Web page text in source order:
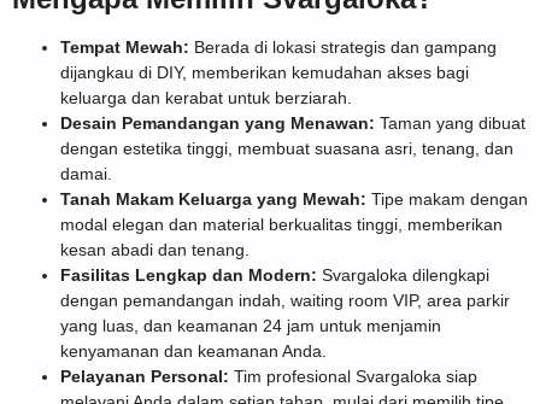
Tempat Mewah: Berada di lokasi strategis dan gampang
dijangkau di DIY, memberikan kemudahan akses bagi
keluarga dan kerabat untuk berziarah.
Desain Pemandangan yang Menawan: Taman yang dibuat
dengan estetika tinggi, membuat suasana asri, tenang, dan
damai.
Tanah Makam Keluarga yang Mewah: Tipe makam dengan
modal elegan dan material berkualitas tinggi, memberikan
kesan abadi dan tenang.
Fasilitas Lengkap dan Modern: Svargaloka dilengkapi
dengan pemandangan indah, waiting room VIP, area parkir
yang luas, dan keamanan 24 jam untuk menjamin
kenyamanan dan keamanan Anda.
Pelayanan Personal: Tim profesional Svargaloka siap